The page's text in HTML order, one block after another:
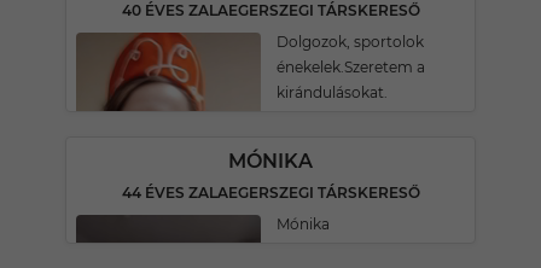
40 ÉVES ZALAEGERSZEGI TÁRSKERESŐ
Dolgozok, sportolok
énekelek.Szeretem a
kirándulásokat.
MÓNIKA
44 ÉVES ZALAEGERSZEGI TÁRSKERESŐ
Mónika